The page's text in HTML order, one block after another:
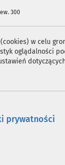
300
w celu
oglądalności
prywatności